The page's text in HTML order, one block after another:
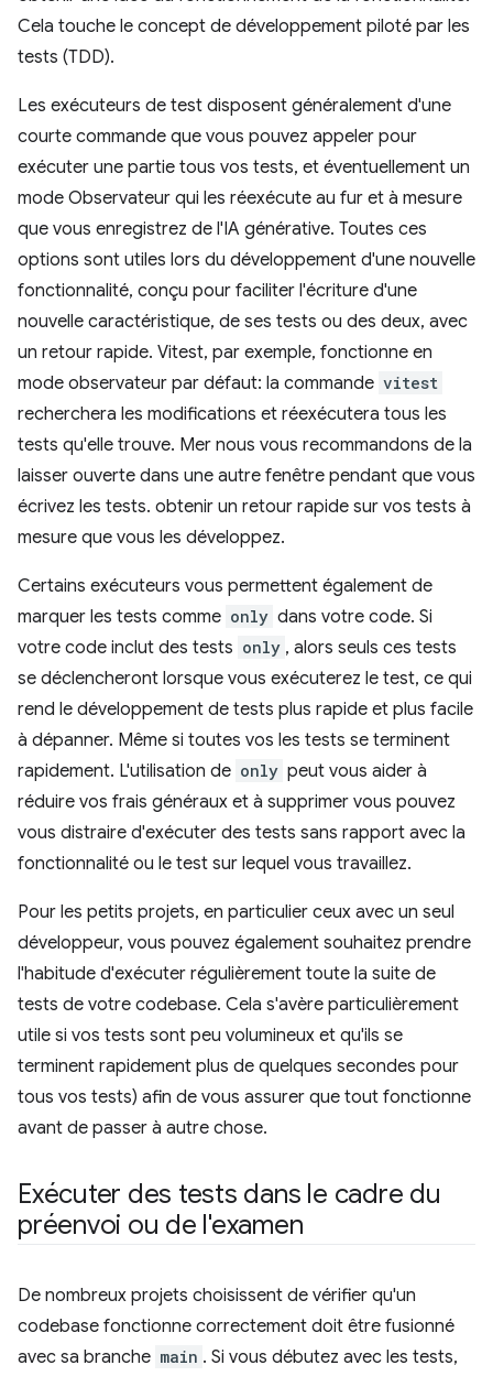
Cela touche le concept de développement piloté par les
tests (TDD).
Les exécuteurs de test disposent généralement d'une
courte commande que vous pouvez appeler pour
exécuter une partie tous vos tests, et éventuellement un
mode Observateur qui les réexécute au fur et à mesure
que vous enregistrez de l'IA générative. Toutes ces
options sont utiles lors du développement d'une nouvelle
fonctionnalité, conçu pour faciliter l'écriture d'une
nouvelle caractéristique, de ses tests ou des deux, avec
un retour rapide. Vitest, par exemple, fonctionne en
mode observateur par défaut: la commande vitest
recherchera les modifications et réexécutera tous les
tests qu'elle trouve. Mer nous vous recommandons de la
laisser ouverte dans une autre fenêtre pendant que vous
écrivez les tests. obtenir un retour rapide sur vos tests à
mesure que vous les développez.
Certains exécuteurs vous permettent également de
marquer les tests comme only dans votre code. Si
votre code inclut des tests only , alors seuls ces tests
se déclencheront lorsque vous exécuterez le test, ce qui
rend le développement de tests plus rapide et plus facile
à dépanner. Même si toutes vos les tests se terminent
rapidement. L'utilisation de only peut vous aider à
réduire vos frais généraux et à supprimer vous pouvez
vous distraire d'exécuter des tests sans rapport avec la
fonctionnalité ou le test sur lequel vous travaillez.
Pour les petits projets, en particulier ceux avec un seul
développeur, vous pouvez également souhaitez prendre
l'habitude d'exécuter régulièrement toute la suite de
tests de votre codebase. Cela s'avère particulièrement
utile si vos tests sont peu volumineux et qu'ils se
terminent rapidement plus de quelques secondes pour
tous vos tests) afin de vous assurer que tout fonctionne
avant de passer à autre chose.
Exécuter des tests dans le cadre du
préenvoi ou de l'examen
De nombreux projets choisissent de vérifier qu'un
codebase fonctionne correctement doit être fusionné
avec sa branche main . Si vous débutez avec les tests,